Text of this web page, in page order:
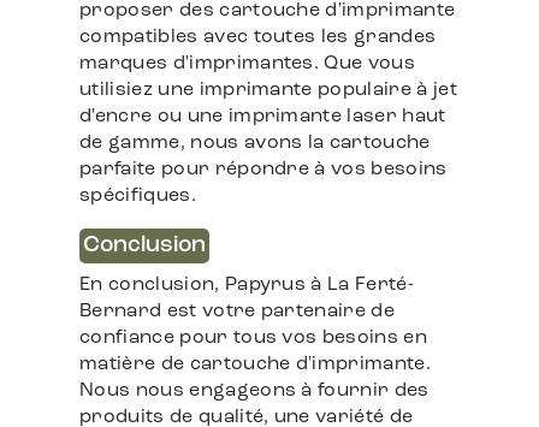
proposer des cartouche d'imprimante
compatibles avec toutes les grandes
marques d'imprimantes. Que vous
utilisiez une imprimante populaire à jet
d'encre ou une imprimante laser haut
de gamme, nous avons la cartouche
parfaite pour répondre à vos besoins
spécifiques.
Conclusion
En conclusion, Papyrus à La Ferté-
Bernard est votre partenaire de
confiance pour tous vos besoins en
matière de cartouche d'imprimante.
Nous nous engageons à fournir des
produits de qualité, une variété de